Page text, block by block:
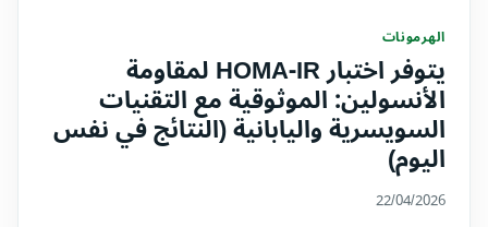
الهرمونات
يتوفر اختبار HOMA-IR لمقاومة
الأنسولين: الموثوقية مع التقنيات
السويسرية واليابانية (النتائج في نفس
اليوم)
22/04/2026